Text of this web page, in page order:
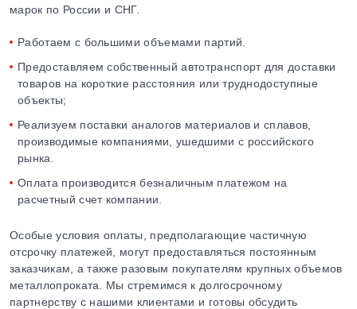
марок по России и СНГ.
Работаем с большими объемами партий.
Предоставляем собственный автотранспорт для доставки
товаров на короткие расстояния или труднодоступные
объекты;
Реализуем поставки аналогов материалов и сплавов,
производимые компаниями, ушедшими с российского
рынка.
Оплата производится безналичным платежом на
расчетный счет компании.
Особые условия оплаты, предполагающие частичную
отсрочку платежей, могут предоставляться постоянным
заказчикам, а также разовым покупателям крупных объемов
металлопроката. Мы стремимся к долгосрочному
партнерству с нашими клиентами и готовы обсудить